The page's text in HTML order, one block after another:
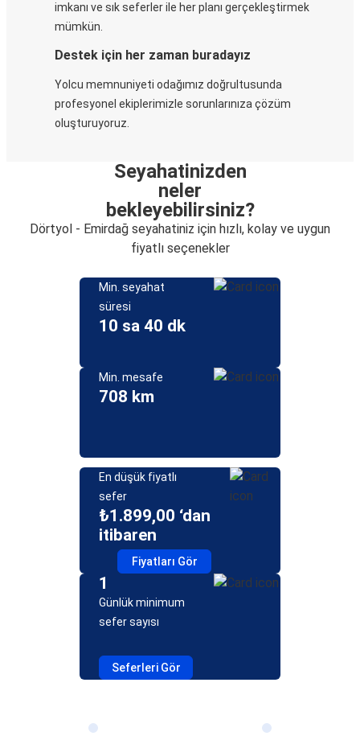
imkanı ve sık seferler ile her planı gerçekleştirmek
mümkün.
Destek için her zaman buradayız
Yolcu memnuniyeti odağımız doğrultusunda
profesyonel ekiplerimizle sorunlarınıza çözüm
oluşturuyoruz.
Seyahatinizden
neler
bekleyebilirsiniz?
Dörtyol - Emirdağ seyahatiniz için hızlı, kolay ve uygun
fiyatlı seçenekler
Min. seyahat
süresi
10 sa 40 dk
Min. mesafe
708 km
En düşük fiyatlı
sefer
₺1.899,00 ‘dan
itibaren
Fiyatları Gör
1
Günlük minimum
sefer sayısı
Seferleri Gör